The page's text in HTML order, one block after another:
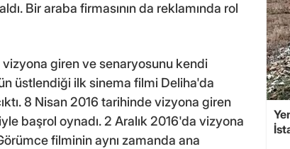
Bir araba firmasının da reklamında rol
vizyona giren ve senaryosunu kendi
üstlendiği ilk sinema filmi Deliha'da
8 Nisan 2016 tarihinde vizyona giren
başrol oynadı. 2 Aralık 2016'da vizyona
filminin aynı zamanda ana